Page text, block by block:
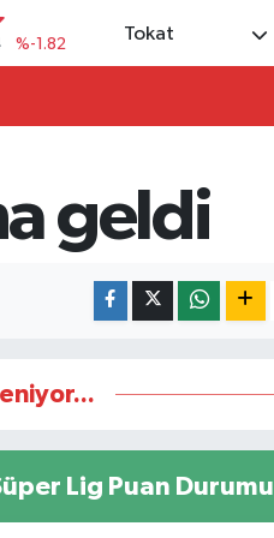
%-1.82
%0.19
Tokat
geldi
Lig Puan Durumu